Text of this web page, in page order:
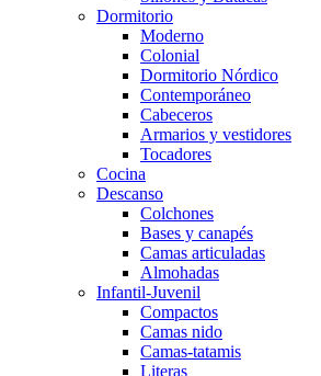
Dormitorio
Moderno
Colonial
Dormitorio Nórdico
Contemporáneo
Cabeceros
Armarios y vestidores
Tocadores
Cocina
Descanso
Colchones
Bases y canapés
Camas articuladas
Almohadas
Infantil-Juvenil
Compactos
Camas nido
Camas-tatamis
Literas